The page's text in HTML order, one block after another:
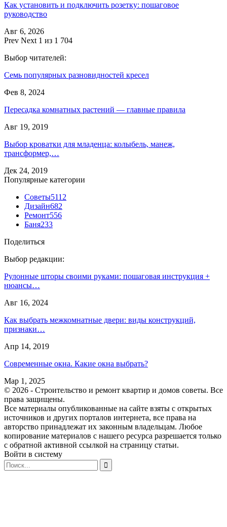
Как установить и подключить розетку: пошаговое
руководство
Авг 6, 2026
Prev Next 1 из 1 704
Выбор читателей:
Семь популярных разновидностей кресел
Фев 8, 2024
Пересадка комнатных растений — главные правила
Авг 19, 2019
Выбор кроватки для младенца: колыбель, манеж,
трансформер,…
Дек 24, 2019
Популярные категории
Советы5112
Дизайн682
Ремонт556
Баня233
Поделиться
Выбор редакции:
Рулонные шторы своими руками: пошаговая инструкция +
нюансы…
Авг 16, 2024
Как выбрать межкомнатные двери: виды конструкций,
признаки…
Апр 14, 2019
Современные окна. Какие окна выбрать?
Мар 1, 2025
© 2026 - Строительство и ремонт квартир и домов советы. Все
права защищены.
Все материалы опубликованные на сайте взяты с открытых
источников и других порталов интернета, все права на
авторство принадлежат их законным владельцам. Любое
копирование материалов с нашего ресурса разрешается только
с обратной активной ссылкой на страницу статьи.
Войти в систему